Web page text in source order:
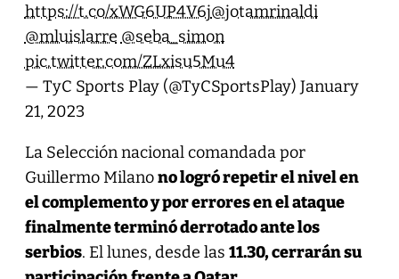
https://t.co/xWG6UP4V6j@jotamrinaldi
@mluislarre @seba_simon
pic.twitter.com/ZLxisu5Mu4
— TyC Sports Play (@TyCSportsPlay) January
21, 2023
La Selección nacional comandada por
Guillermo Milanono logró repetir el nivel en
el complemento y por errores en el ataque
finalmente terminó derrotado ante los
serbios. El lunes, desde las 11.30, cerrarán su